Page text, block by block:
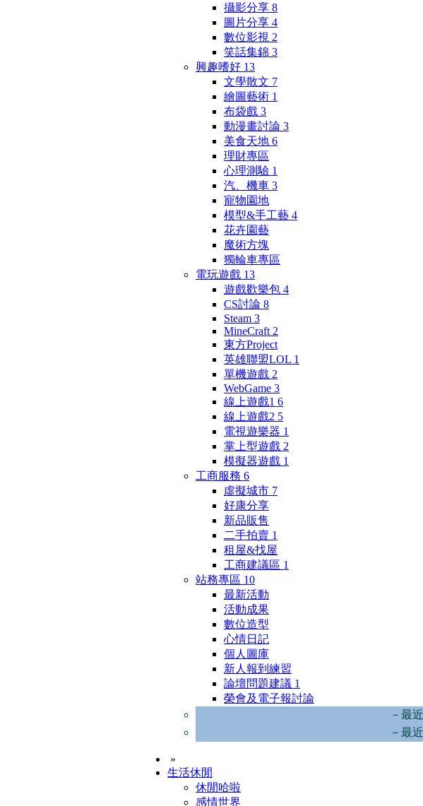
攝影分享 8
圖片分享 4
數位影視 2
笑話集錦 3
興趣嗜好 13
文學散文 7
繪圖藝術 1
布袋戲 3
動漫畫討論 3
美食天地 6
理財專區
心理測驗 1
汽、機車 3
寵物園地
模型&手工藝 4
花卉園藝
魔術方塊
獨輪車專區
電玩遊戲 13
遊戲歡樂包 4
CS討論 8
Steam 3
MineCraft 2
東方Project
英雄聯盟LOL 1
單機遊戲 2
WebGame 3
線上遊戲1 6
線上遊戲2 5
電視遊樂器 1
掌上型遊戲 2
模擬器遊戲 1
工商服務 6
虛擬城市 7
好康分享
新品販售
二手拍賣 1
租屋&找屋
工商建議區 1
站務專區 10
最新活動
活動成果
數位造型
心情日記
個人圖庫
新人報到練習
論壇問題建議 1
榮會及電子報討論
－最
－最
»
生活休閒
休閒哈啦
感情世界